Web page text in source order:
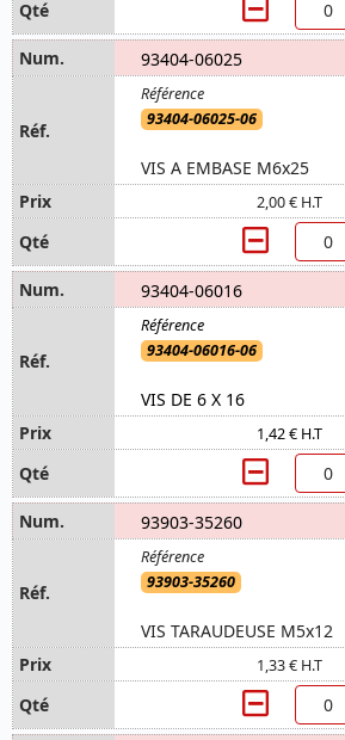
93404-06025
93404-06025-06
VIS A EMBASE M6x25
2,00 € H.T
93404-06016
93404-06016-06
VIS DE 6 X 16
1,42 € H.T
93903-35260
93903-35260
VIS TARAUDEUSE M5x12
1,33 € H.T